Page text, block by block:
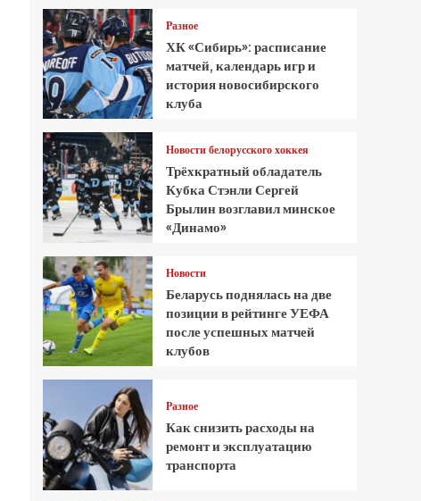
Разное
ХК «Сибирь»: расписание
матчей, календарь игр и
история новосибирского
клуба
Новости белорусского хоккея
Трёхкратный обладатель
Кубка Стэнли Сергей
Брылин возглавил минское
«Динамо»
Новости
Беларусь поднялась на две
позиции в рейтинге УЕФА
после успешных матчей
клубов
Разное
Как снизить расходы на
ремонт и эксплуатацию
транспорта